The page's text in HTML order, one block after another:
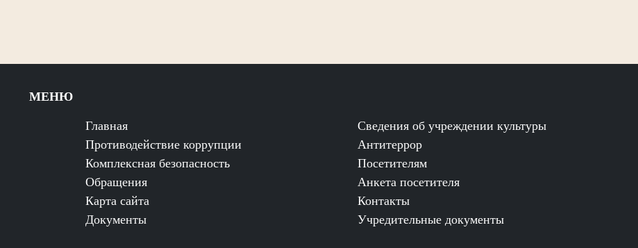
МЕНЮ
Главная
Сведения об учреждении культуры
Противодействие коррупции
Антитеррор
Комплексная безопасность
Посетителям
Обращения
Анкета посетителя
Карта сайта
Контакты
Документы
Учредительные документы